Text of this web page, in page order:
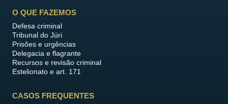
O QUE FAZEMOS
Defesa criminal
Tribunal do Júri
Prisões e urgências
Delegacia e flagrante
Recursos e revisão criminal
Estelionato e art. 171
CASOS FREQUENTES